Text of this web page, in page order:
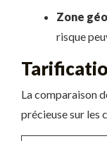
Zone
risque
La comparaison
précieuse sur les